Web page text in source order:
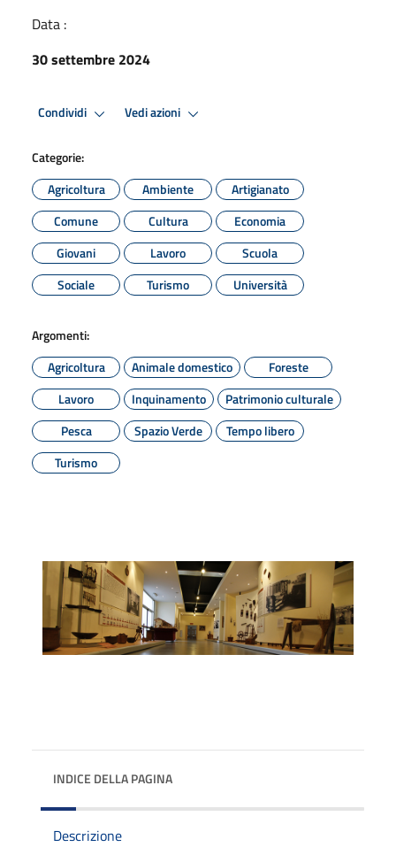
Data :
30 settembre 2024
Condividi Vedi azioni
Categorie:
Agricoltura
Ambiente
Artigianato
Comune
Cultura
Economia
Giovani
Lavoro
Scuola
Sociale
Turismo Università
Argomenti:
Agricoltura
Animale domestico
Foreste
Lavoro
Inquinamento
Patrimonio culturale
Pesca
Spazio Verde
Tempo libero
Turismo
INDICE DELLA PAGINA
Descrizione